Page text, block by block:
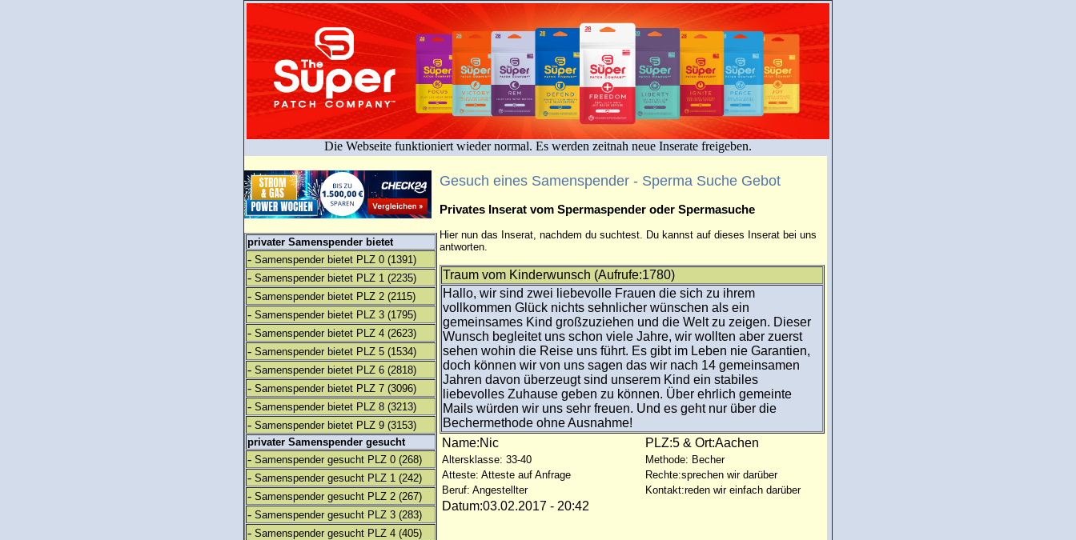
Die Webseite funktioniert wieder normal. Es werden zeitnah neue Inserate freigeben.
privater Samenspender bietet
- Samenspender bietet PLZ 0 (1391)
- Samenspender bietet PLZ 1 (2235)
- Samenspender bietet PLZ 2 (2115)
- Samenspender bietet PLZ 3 (1795)
- Samenspender bietet PLZ 4 (2623)
- Samenspender bietet PLZ 5 (1534)
- Samenspender bietet PLZ 6 (2818)
- Samenspender bietet PLZ 7 (3096)
- Samenspender bietet PLZ 8 (3213)
- Samenspender bietet PLZ 9 (3153)
privater Samenspender gesucht
- Samenspender gesucht PLZ 0 (268)
- Samenspender gesucht PLZ 1 (242)
- Samenspender gesucht PLZ 2 (267)
- Samenspender gesucht PLZ 3 (283)
- Samenspender gesucht PLZ 4 (405)
Gesuch eines Samenspender - Sperma Suche Gebot
Privates Inserat vom Spermaspender oder Spermasuche
Hier nun das Inserat, nachdem du suchtest. Du kannst auf dieses Inserat bei uns
antworten.
Traum vom Kinderwunsch (Aufrufe:1780)
Hallo, wir sind zwei liebevolle Frauen die sich zu ihrem
vollkommen Glück nichts sehnlicher wünschen als ein
gemeinsames Kind großzuziehen und die Welt zu zeigen. Dieser
Wunsch begleitet uns schon viele Jahre, wir wollten aber zuerst
sehen wohin die Reise uns führt. Es gibt im Leben nie Garantien,
doch können wir von uns sagen das wir nach 14 gemeinsamen
Jahren davon überzeugt sind unserem Kind ein stabiles
liebevolles Zuhause geben zu können. Über ehrlich gemeinte
Mails würden wir uns sehr freuen. Und es geht nur über die
Bechermethode ohne Ausnahme!
Name:Nic
PLZ:5 & Ort:Aachen
Altersklasse: 33-40
Methode: Becher
Atteste: Atteste auf Anfrage
Rechte:sprechen wir darüber
Beruf: Angestellter
Kontakt:reden wir einfach darüber
Datum:03.02.2017 - 20:42